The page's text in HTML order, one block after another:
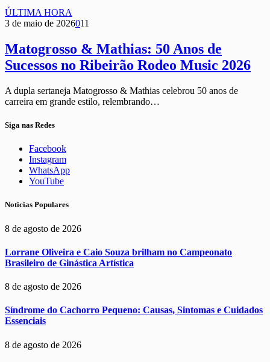
ÚLTIMA HORA
3 de maio de 2026011
Matogrosso & Mathias: 50 Anos de
Sucessos no Ribeirão Rodeo Music 2026
A dupla sertaneja Matogrosso & Mathias celebrou 50 anos de
carreira em grande estilo, relembrando…
Siga nas Redes
Facebook
Instagram
WhatsApp
YouTube
Noticias Populares
8 de agosto de 2026
Lorrane Oliveira e Caio Souza brilham no Campeonato
Brasileiro de Ginástica Artística
8 de agosto de 2026
Síndrome do Cachorro Pequeno: Causas, Sintomas e Cuidados
Essenciais
8 de agosto de 2026